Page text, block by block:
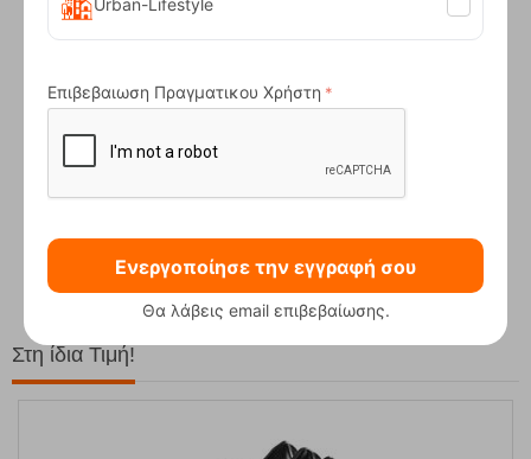
Στη ίδια Τιμή!
Urban-Lifestyle
Επιβεβαιωση Πραγματικου Χρήστη
Ενεργοποίησε την εγγραφή σου
Θα λάβεις email επιβεβαίωσης.